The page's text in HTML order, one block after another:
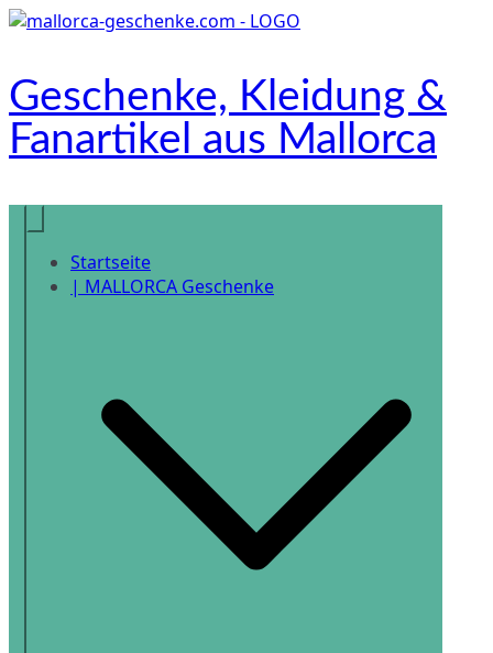
Zum
Geschenke, Kleidung &
Fanartikel aus Mallorca
Onlineshop
Startseite
| MALLORCA Geschenke